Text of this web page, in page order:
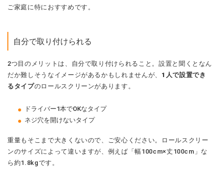
ご家庭に特におすすめです。
自分で取り付けられる
2つ目のメリットは、自分で取り付けられること。設置と聞くとなん
だか難しそうなイメージがあるかもしれませんが、 1人で設置でき
るタイプのロールスクリーンがあります。
ドライバー1本でOKなタイプ
ネジ穴を開けないタイプ
重量もそこまで大きくないので、ご安心ください。ロールスクリー
ンのサイズによって違いますが、例えば「幅100cm×丈100cm」な
ら約1.8kgです。